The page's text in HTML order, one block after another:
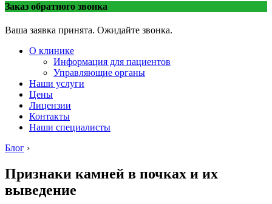
Заказ обратного звонка
Ваша заявка принята. Ожидайте звонка.
О клинике
Информация для пациентов
Управляющие органы
Наши услуги
Цены
Лицензии
Контакты
Наши специалисты
Блог ›
Признаки камней в почках и их
выведение